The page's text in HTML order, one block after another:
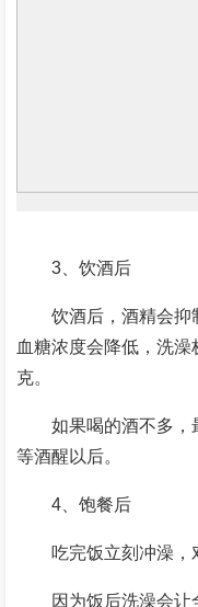
3、饮酒后
饮酒后，酒精会抑
血糖浓度会降低，洗
克。
如果喝的酒不多，
等酒醒以后。
4、饱餐后
吃完饭立刻冲澡，
因为饭后洗澡会